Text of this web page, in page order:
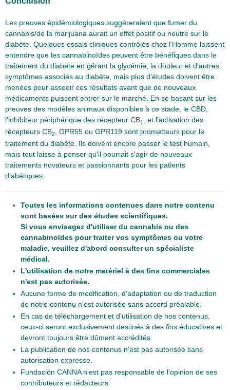
Les preuves épidémiologiques suggéreraient que fumer du
cannabis/de la marijuana aurait un effet positif ou neutre sur le
diabète. Quelques essais cliniques contrôlés chez l'Homme laissent
entendre que les cannabinoïdes peuvent être bénéfiques dans le
traitement du diabète en gérant la glycémie, la douleur et d'autres
symptômes associés au diabète, mais plus d'études doivent être
menées pour asseoir ces résultats avant que de nouveaux
médicaments puissent entrer sur le marché. En se basant sur les
preuves des modèles animaux disponibles à ce stade, le CBD,
l'inhibiteur périphérique des récepteur CB1 , et l'activation des
récepteurs CB2
, GPR55 ou GPR119 sont prometteurs pour le
traitement du diabète. Ils doivent encore passer le test humain,
mais tout laisse à penser qu'il pourrait s'agir de nouveaux
traitements novateurs et passionnants pour les patients
diabétiques.
Toutes les informations contenues dans notre contenu
sont basées sur des études scientifiques.
Si vous envisagez d'utiliser du cannabis ou des
cannabinoïdes pour traiter vos symptômes ou votre
maladie, veuillez d'abord consulter un spécialiste
médical.
L'utilisation de notre matériel à des fins commerciales
n'est pas autorisée.
Aucune forme de modification, d'adaptation ou de traduction
de notre contenu n'est autorisée sans accord préalable.
En cas de téléchargement et d'utilisation de nos contenus,
ceux-ci seront exclusivement destinés à des fins éducatives et
devront toujours être dûment accrédités.
La publication de nos contenus n'est pas autorisée sans
autorisation expresse.
Fundación CANNA n'est pas responsable de l'opinion de ses
contributeurs et rédacteurs.